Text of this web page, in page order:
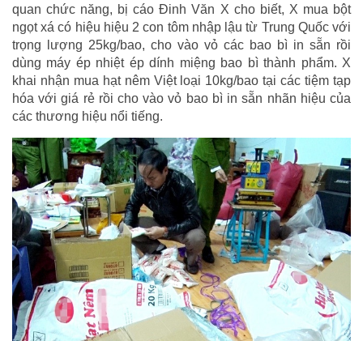
quan chức năng, bị cáo Đinh Văn X cho biết, X mua bột
ngọt xá có hiệu hiệu 2 con tôm nhập lậu từ Trung Quốc với
trọng lượng 25kg/bao, cho vào vỏ các bao bì in sẵn rồi
dùng máy ép nhiệt ép dính miệng bao bì thành phẩm. X
khai nhận mua hạt nêm Việt loại 10kg/bao tại các tiệm tạp
hóa với giá rẻ rồi cho vào vỏ bao bì in sẵn nhãn hiệu của
các thương hiệu nổi tiếng.